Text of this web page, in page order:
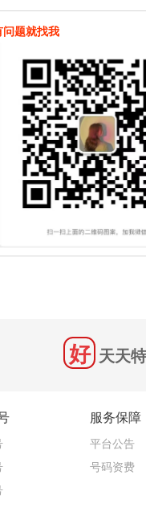
问题就找我
天天
服务保障
平台公告
号码资费